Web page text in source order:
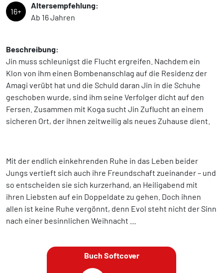
16+
Altersempfehlung:
Ab 16 Jahren
Beschreibung:
Jin muss schleunigst die Flucht ergreifen. Nachdem ein
Klon von ihm einen Bombenanschlag auf die Residenz der
Amagi verübt hat und die Schuld daran Jin in die Schuhe
geschoben wurde, sind ihm seine Verfolger dicht auf den
Fersen. Zusammen mit Koga sucht Jin Zuflucht an einem
sicheren Ort, der ihnen zeitweilig als neues Zuhause dient.
Mit der endlich einkehrenden Ruhe in das Leben beider
Jungs vertieft sich auch ihre Freundschaft zueinander – und
so entscheiden sie sich kurzerhand, an Heiligabend mit
ihren Liebsten auf ein Doppeldate zu gehen. Doch ihnen
allen ist keine Ruhe vergönnt, denn Evol steht nicht der Sinn
nach einer besinnlichen Weihnacht …
Buch Softcover